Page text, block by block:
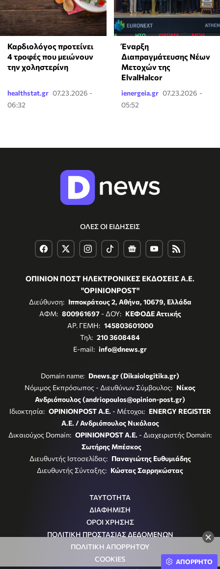
×
Καρδιολόγος προτείνει
4 τροφές που μειώνουν
την χοληστερίνη
healthstat.gr 07.23.2026 -
06:32
Έναρξη
Διαπραγμάτευσης Νέων
Μετοχών της
ElvalHalcor
ienergeia.gr 07.23.2026 -
05:52
ΟΛΕΣ ΟΙ ΕΙΔΗΣΕΙΣ
ΟΠΙΝΙΟΝ ΠΟΣΤ ΗΛΕΚΤΡΟΝΙΚΕΣ ΕΚΔΟΣΕΙΣ Α.Ε.
"OPINIONPOST"
Διεύθυνση: Ιπποκράτους 2, Αθήνα, 10679, Ελλάδα
ΑΦΜ: 800961697- ΔΟΥ: ΚΕΦΟΔΕ Αττικής
ΑΡ. ΓΕΜΗ: 145803601000
Τηλ: 210 3608484
E-mail: info@dnews.gr
Domain name: Dnews.gr (Dikaiologitika.gr)
Νόμιμος Εκπρόσωπος - Διευθύνων Σύμβουλος: Νίκος
Ανδριόπουλος (andriopoulos@opinion-post.gr)
Ιδιοκτησία: OPINIONPOST A.E. - Μέτοχοι: ENERGY REGISTER
Α.Ε. / Ανδριόπουλος Νικόλαος
Δικαιούχος Domain: OPINIONPOST A.E. - Διαχειριστής Domain:
Σωτήρης Μπέσκος
Διευθυντής Ιστοσελίδας: Παναγιώτης Ευθυμιάδης
Διευθυντής Σύνταξης: Κώστας Σαρρηκώστας
ΤΑΥΤΟΤΗΤΑ
ΔΙΑΦΗΜΙΣΗ
ΟΡΟΙ ΧΡΗΣΗΣ
ΠΟΛΙΤΙΚΗ ΠΡΟΣΤΑΣΙΑΣ ΔΕΔΟΜΕΝΩΝ
ΠΟΛΙΤΙΚΗ ΑΠΟΡΡΗΤΟΥ
COOKIES
ΑΠΟΡΡΗΤΟ